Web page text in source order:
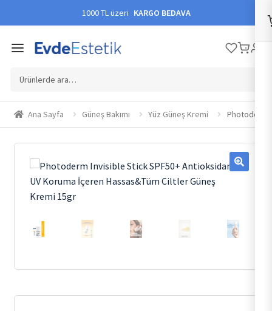
1000 TL üzeri KARGO BEDAVA
Ara:
Ana Sayfa Güneş Bakımı Yüz Güneş Kremi Photoderm